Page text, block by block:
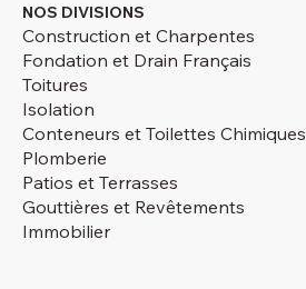
NOS DIVISIONS
Construction et Charpentes
Fondation et Drain Français
Toitures
Isolation
Conteneurs et Toilettes Chimiques
Plomberie
Patios et Terrasses
Gouttières et Revêtements
Immobilier